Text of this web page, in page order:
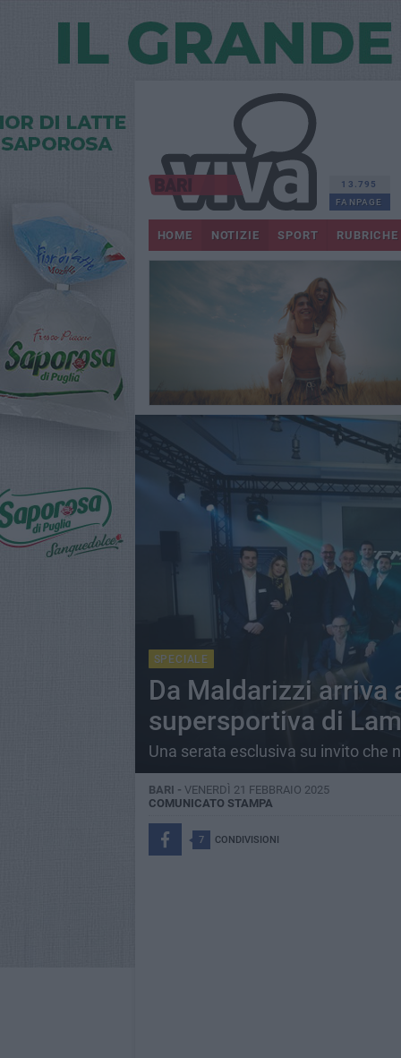
13.795
FANPAGE
HOME NOTIZIE SPORT RUBRICHE
SPECIALE
Da Maldarizzi arriva
supersportiva di
Una serata esclusiva su invito che
BARI - VENERDÌ 21 FEBBRAIO 2025
COMUNICATO STAMPA
7 CONDIVISIONI